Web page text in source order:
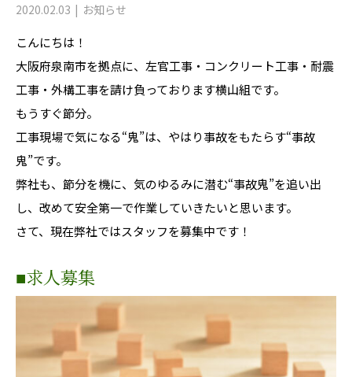
2020.02.03 お知らせ
こんにちは！
大阪府泉南市を拠点に、左官工事・コンクリート工事・耐震
工事・外構工事を請け負っております横山組です。
もうすぐ節分。
工事現場で気になる“鬼”は、やはり事故をもたらす“事故
鬼”です。
弊社も、節分を機に、気のゆるみに潜む“事故鬼”を追い出
し、改めて安全第一で作業していきたいと思います。
さて、現在弊社ではスタッフを募集中です！
■求人募集